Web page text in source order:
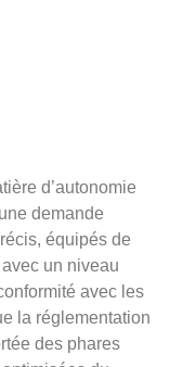
d’autonomie
demande
équipés de
un niveau
avec les
la réglementation
des phares